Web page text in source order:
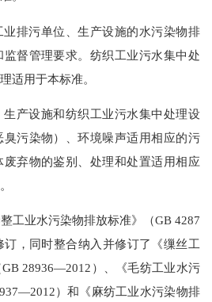
排污单位、生产设施的水污染物排
督管理要求。纺织工业污水集中处
适用于本标准。
产设施和纺织工业污水集中处理设
污染物）、环境噪声适用相应的污
弃物的鉴别、处理和处置适用相应
工业水污染物排放标准》（GB 4287
，同时整合纳入并修订了《缫丝工
28936—2012）、《毛纺工业水污
）和《麻纺工业水污染物排